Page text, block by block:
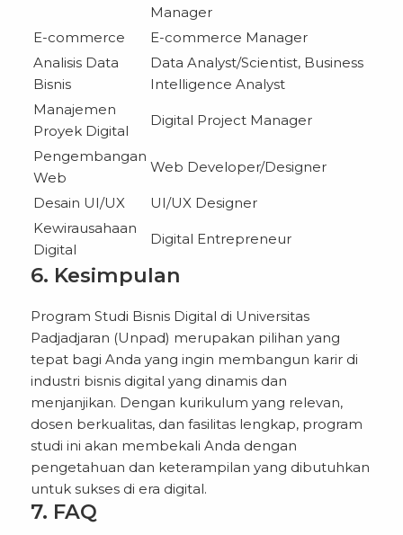
Manager
E-commerce
E-commerce Manager
Analisis Data
Bisnis
Data Analyst/Scientist, Business
Intelligence Analyst
Manajemen
Proyek Digital
Digital Project Manager
Pengembangan
Web
Web Developer/Designer
Desain UI/UX
UI/UX Designer
Kewirausahaan
Digital
Digital Entrepreneur
6. Kesimpulan
Program Studi Bisnis Digital di Universitas
Padjadjaran (Unpad) merupakan pilihan yang
tepat bagi Anda yang ingin membangun karir di
industri bisnis digital yang dinamis dan
menjanjikan. Dengan kurikulum yang relevan,
dosen berkualitas, dan fasilitas lengkap, program
studi ini akan membekali Anda dengan
pengetahuan dan keterampilan yang dibutuhkan
untuk sukses di era digital.
7. FAQ